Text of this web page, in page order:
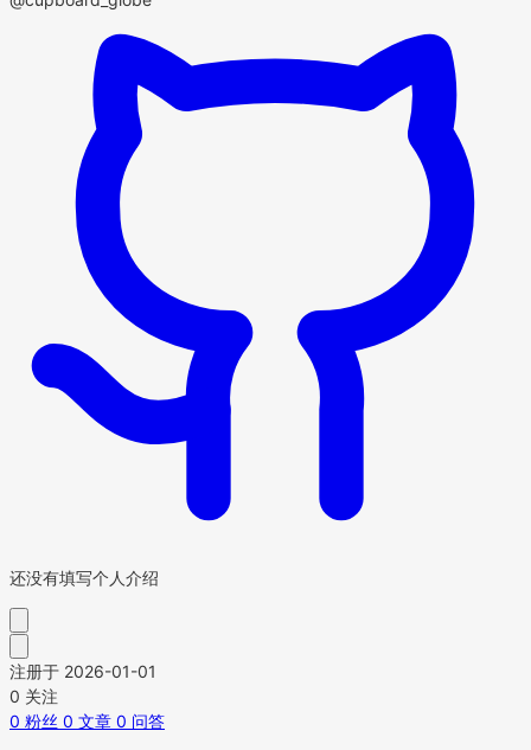
还没有填写个人介绍
注册于 2026-01-01
0 关注
0 粉丝 0 文章 0 问答